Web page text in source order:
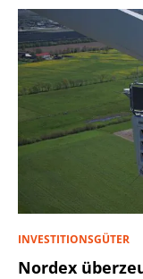
INVESTITIONSGÜTER
Nordex